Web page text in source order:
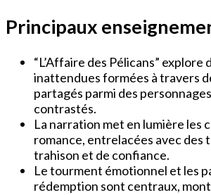
Principaux
“L’Affaire des Pélicans” explore
inattendues formées à travers
partagés parmi des
contrastés.
La narration met en lumière les
romance, entrelacées avec des
trahison et de confiance.
Le tourment émotionnel et les
rédemption sont centraux,